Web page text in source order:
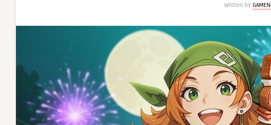
飛
飛》
夏
煙
火
燒
烤
季，
Written by